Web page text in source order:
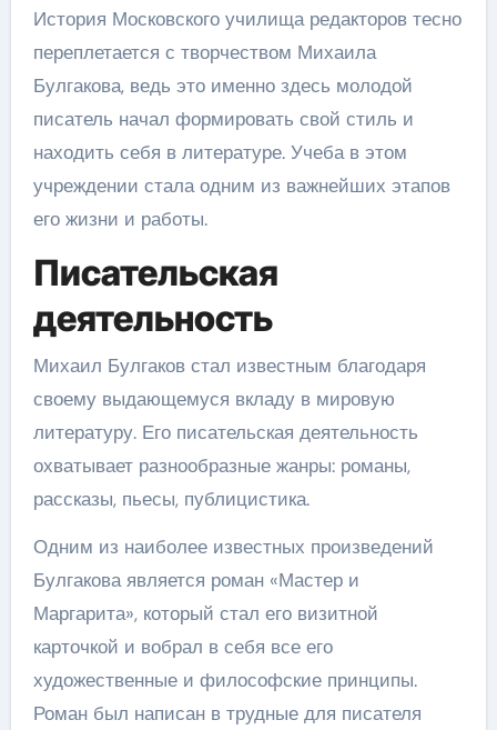
История Московского училища редакторов тесно
переплетается с творчеством Михаила
Булгакова, ведь это именно здесь молодой
писатель начал формировать свой стиль и
находить себя в литературе. Учеба в этом
учреждении стала одним из важнейших этапов
его жизни и работы.
Писательская
деятельность
Михаил Булгаков стал известным благодаря
своему выдающемуся вкладу в мировую
литературу. Его писательская деятельность
охватывает разнообразные жанры: романы,
рассказы, пьесы, публицистика.
Одним из наиболее известных произведений
Булгакова является роман «Мастер и
Маргарита», который стал его визитной
карточкой и вобрал в себя все его
художественные и философские принципы.
Роман был написан в трудные для писателя